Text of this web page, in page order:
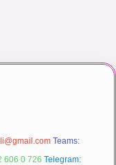
Teams:
606 0 726 Telegram: